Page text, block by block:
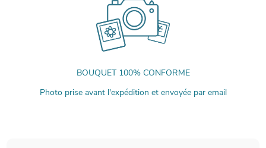
BOUQUET 100% CONFORME
Photo prise avant l'expédition et envoyée par email